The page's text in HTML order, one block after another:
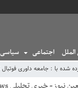
الملل اجتماعی سیاسی
شده با : جامعه داوری فوتبال